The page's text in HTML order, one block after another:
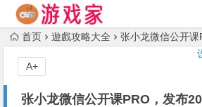
首页 遊戲攻略大全 张小龙微信公开课PRO，发
张小龙微信公开课PRO，发布
A+